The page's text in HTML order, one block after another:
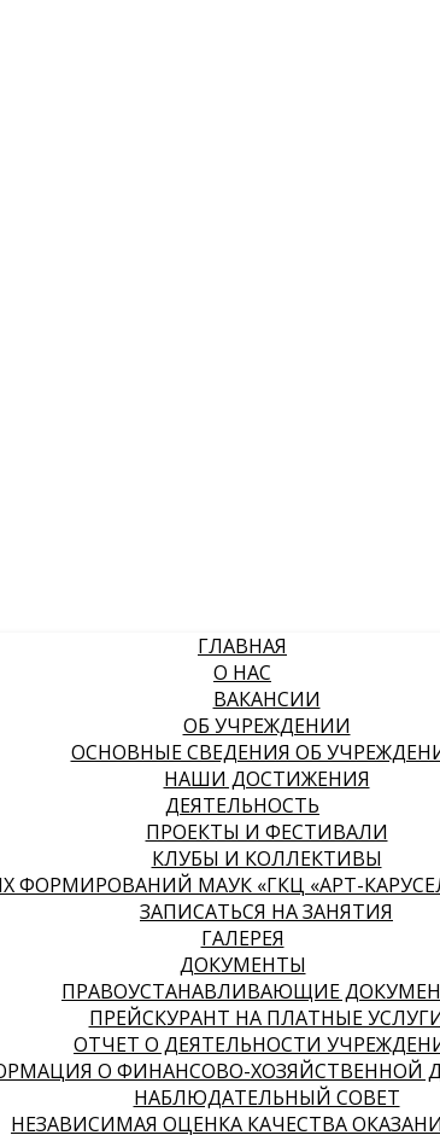
ГЛАВНАЯ
О НАС
ВАКАНСИИ
ОБ УЧРЕЖДЕНИИ
ОСНОВНЫЕ СВЕДЕНИЯ ОБ
НАШИ ДОСТИЖЕНИЯ
ДЕЯТЕЛЬНОСТЬ
ПРОЕКТЫ И ФЕСТИВАЛИ
КЛУБЫ И КОЛЛЕКТИВЫ
МАУК «ГКЦ «АРТ-
ЗАПИСАТЬСЯ НА ЗАНЯТИЯ
ГАЛЕРЕЯ
ДОКУМЕНТЫ
ПРАВОУСТАНАВЛИВАЮЩИЕ
ПРЕЙСКУРАНТ НА ПЛАТНЫЕ
ОТЧЕТ О ДЕЯТЕЛЬНОСТИ
О ФИНАНСОВО-ХОЗЯЙСТВЕННОЙ
НАБЛЮДАТЕЛЬНЫЙ СОВЕТ
НЕЗАВИСИМАЯ ОЦЕНКА КАЧЕСТВА